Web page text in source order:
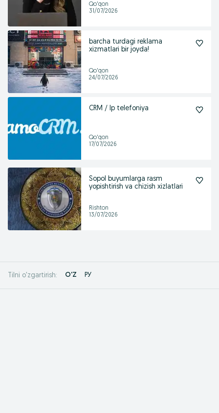
Qo'qon
31/07/2026
barcha turdagi reklama
xizmatlari bir joyda!
Qo'qon
24/07/2026
CRM / Ip telefoniya
Qo'qon
17/07/2026
Sopol buyumlarga rasm
yopishtirish va chizish xizlatlari
Rishton
13/07/2026
Tilni o'zgartirish: O'Z РУ